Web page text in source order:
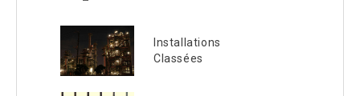
Installations
Classées